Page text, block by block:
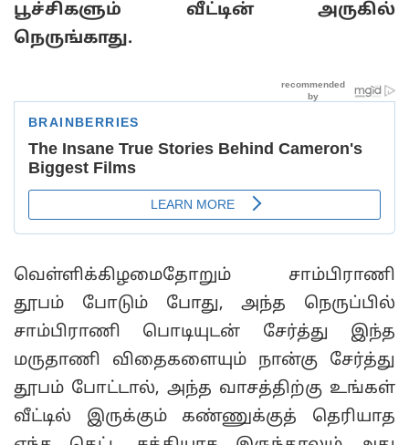
பூச்சிகளும் வீட்டின் அருகில்
நெருங்காது.
வெள்ளிக்கிழமைதோறும் சாம்பிராணி
தூபம் போடும் போது, அந்த நெருப்பில்
சாம்பிராணி பொடியுடன் சேர்த்து இந்த
மருதாணி விதைகளையும் நான்கு சேர்த்து
தூபம் போட்டால், அந்த வாசத்திற்கு உங்கள்
வீட்டில் இருக்கும் கண்ணுக்குத் தெரியாத